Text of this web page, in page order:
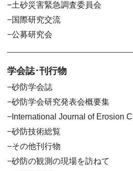
土砂災害緊急調査委員会
国際研究交流
公募研究会
学会誌･刊行物
砂防学会誌
砂防学会研究発表会概要集
International Journal of Erosion
砂防技術総覧
その他刊行物
砂防の観測の現場を訪ねて